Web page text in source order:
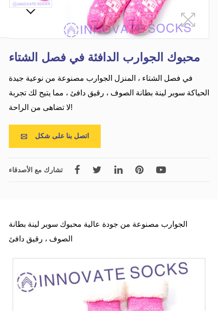
محبوك الجوارب الدافئة في فصل الشتاء
في فصل الشتاء ، المنزل الجوارب مصنوعة من نوعية جيدة
الحياكة سوبر لينة بطانة الصوف ، رقيق دافئ ، مما يتيح لك تجربة
لا تضاهى من الراحة!
 اتصل بنا على شكل
تشارك مع الأصدقاء
الجوارب مصنوعة من جودة عالية محبوك سوبر لينة بطانة
الصوف ، رقيق دافئ